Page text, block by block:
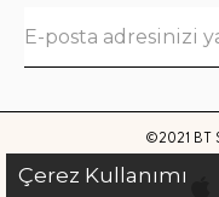
©2021 BT
Çerez Kullanımı